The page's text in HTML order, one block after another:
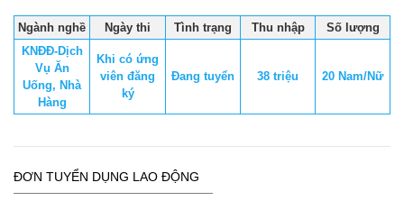
Ngành nghề Ngày thi Tình trạng Thu nhập
Số lượng
KNĐĐ-Dịch
Vụ Ăn
Uống, Nhà
Hàng
Khi có ứng
viên đăng
ký
Đang tuyển 38 triệu 20 Nam/Nữ
ĐƠN TUYỂN DỤNG LAO ĐỘNG